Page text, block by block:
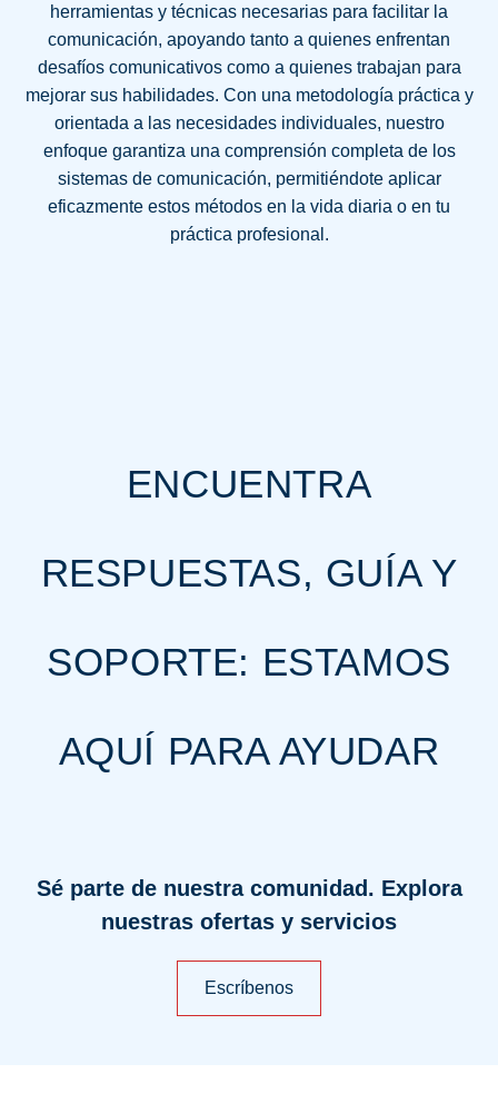
herramientas y técnicas necesarias para facilitar la
comunicación, apoyando tanto a quienes enfrentan
desafíos comunicativos como a quienes trabajan para
mejorar sus habilidades. Con una metodología práctica y
orientada a las necesidades individuales, nuestro
enfoque garantiza una comprensión completa de los
sistemas de comunicación, permitiéndote aplicar
eficazmente estos métodos en la vida diaria o en tu
práctica profesional.
ENCUENTRA
RESPUESTAS, GUÍA Y
SOPORTE: ESTAMOS
AQUÍ PARA AYUDAR
Sé parte de nuestra comunidad. Explora
nuestras ofertas y servicios
Escríbenos